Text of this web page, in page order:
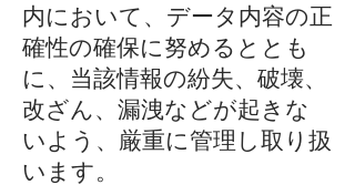
内において、データ内容の正
確性の確保に努めるととも
に、当該情報の紛失、破壊、
改ざん、漏洩などが起きな
いよう、厳重に管理し取り扱
います。